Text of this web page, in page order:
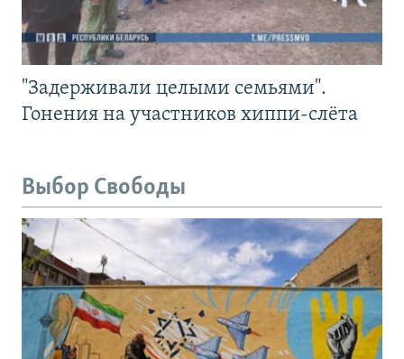
"Задерживали целыми семьями".
Гонения на участников хиппи-слёта
Выбор Свободы